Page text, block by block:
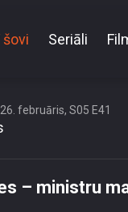
šovi Seriāli
februāris, S05 E41
– ministru